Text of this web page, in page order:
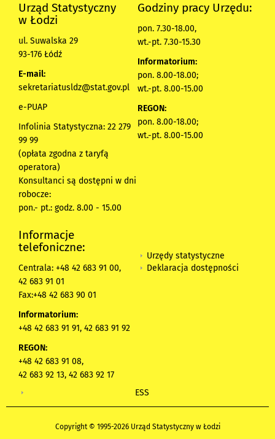
Urząd Statystyczny
w Łodzi
ul. Suwalska 29
93-176 Łódź
E-mail:
sekretariatusldz@stat.gov.pl
e-PUAP
Infolinia Statystyczna: 22 279
99 99
(opłata zgodna z taryfą
operatora)
Konsultanci są dostępni w dni
robocze:
pon.- pt.: godz. 8.00 - 15.00
Godziny pracy Urzędu:
pon. 7.30-18.00,
wt.-pt. 7.30-15.30
Informatorium:
pon. 8.00-18.00;
wt.-pt. 8.00-15.00
REGON:
pon. 8.00-18.00;
wt.-pt. 8.00-15.00
Informacje
telefoniczne:
Centrala: +48 42 683 91 00,
42 683 91 01
Fax:+48 42 683 90 01
Informatorium:
+48 42 683 91 91, 42 683 91 92
REGON:
+48 42 683 91 08,
42 683 92 13, 42 683 92 17
Urzędy statystyczne
Deklaracja dostępności
ESS
Copyright © 1995-2026 Urząd Statystyczny w Łodzi